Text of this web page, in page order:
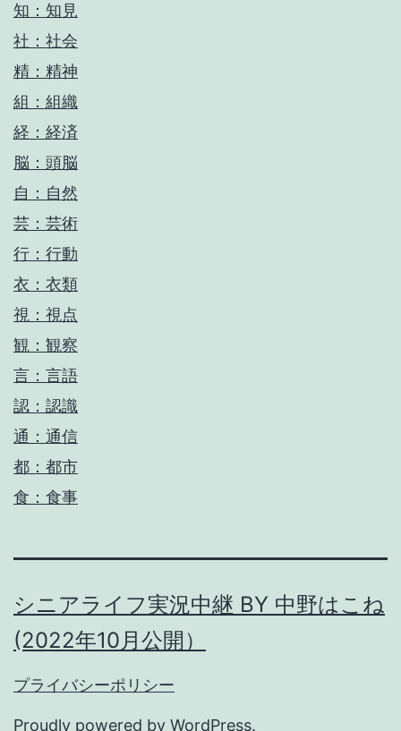
知：知見
社：社会
精：精神
組：組織
経：経済
脳：頭脳
自：自然
芸：芸術
行：行動
衣：衣類
視：視点
観：観察
言：言語
認：認識
通：通信
都：都市
食：食事
シニアライフ実況中継 BY 中野はこね
(2022年10月公開）
プライバシーポリシー
Proudly powered by WordPress.